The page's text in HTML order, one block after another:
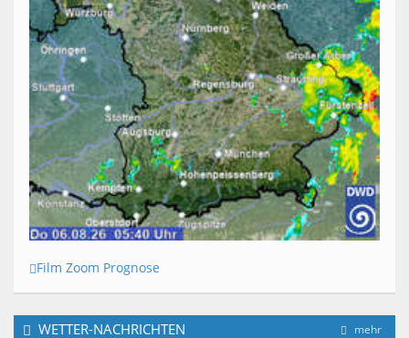
Film Zoom Prognose
mehr
WETTER-NACHRICHTEN